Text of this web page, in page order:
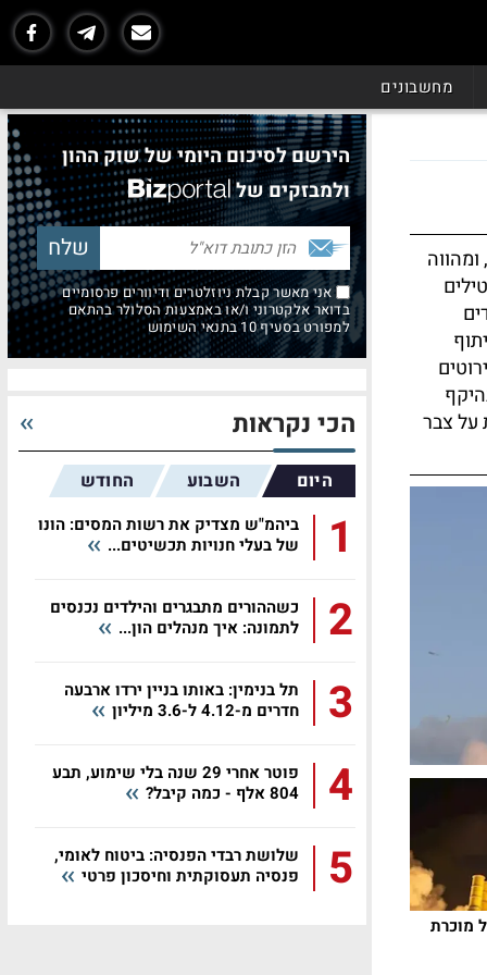
מחשבונים
על צבר
מוכרת
הירשם לסיכום היומי של שוק ההון
ולמבזקים של
אני מאשר קבלת ניוזלטרים ודיוורים פרסומיים
בדואר אלקטרוני ו/או באמצעות הסלולר בהתאם
למפורט בסעיף 10 בתנאי השימוש
הכי נקראות
היום השבוע החודש
1
ביהמ"ש מצדיק את רשות המסים: הונו
של בעלי חנויות תכשיטים...
2
כשההורים מתבגרים והילדים נכנסים
לתמונה: איך מנהלים הון...
3
תל בנימין: באותו בניין ירדו ארבעה
חדרים מ-4.12 ל-3.6 מיליון
4
פוטר אחרי 29 שנה בלי שימוע, תבע
804 אלף - כמה קיבל?
5
שלושת רבדי הפנסיה: ביטוח לאומי,
פנסיה תעסוקתית וחיסכון פרטי